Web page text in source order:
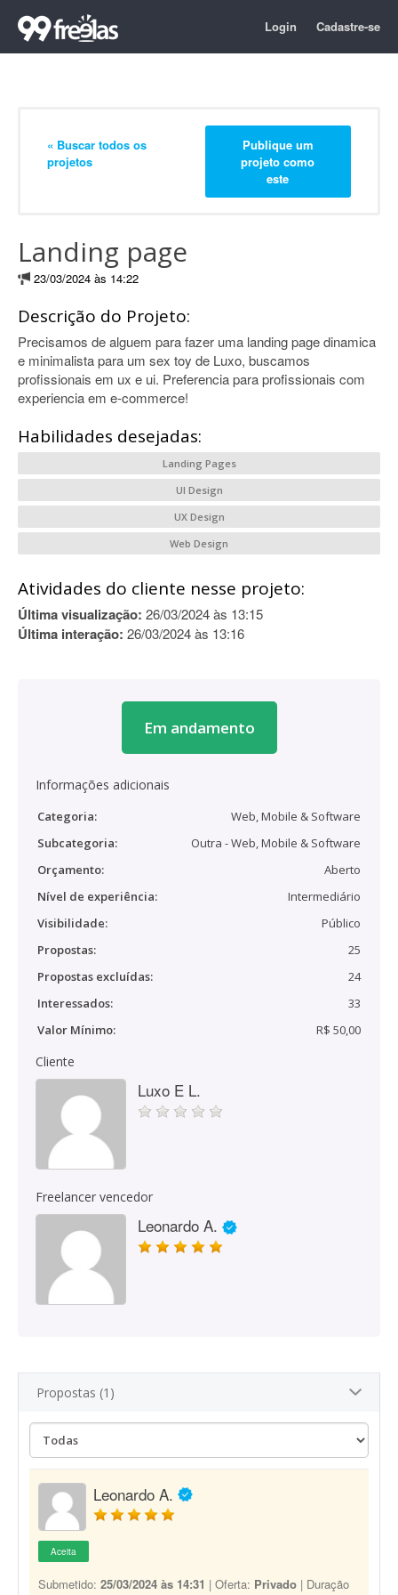
Login Cadastre-se
« Buscar todos os
projetos
Publique um
projeto como
este
Landing page
23/03/2024 às 14:22
Descrição do Projeto:
Precisamos de alguem para fazer uma landing page dinamica
e minimalista para um sex toy de Luxo, buscamos
profissionais em ux e ui. Preferencia para profissionais com
experiencia em e-commerce!
Habilidades desejadas:
Landing Pages
UI Design
UX Design
Web Design
Atividades do cliente nesse projeto:
Última visualização: 26/03/2024 às 13:15
Última interação: 26/03/2024 às 13:16
Em andamento
Informações adicionais
Categoria:
Web, Mobile & Software
Subcategoria:
Outra - Web, Mobile & Software
Orçamento:
Aberto
Nível de experiência:
Intermediário
Visibilidade:
Público
Propostas:
25
Propostas excluídas:
24
Interessados:
33
Valor Mínimo:
R$ 50,00
Cliente
Luxo E L.
Freelancer vencedor
Leonardo A.
Propostas (1)
Leonardo A.
Aceita
Submetido: 25/03/2024 às 14:31 | Oferta: Privado | Duração